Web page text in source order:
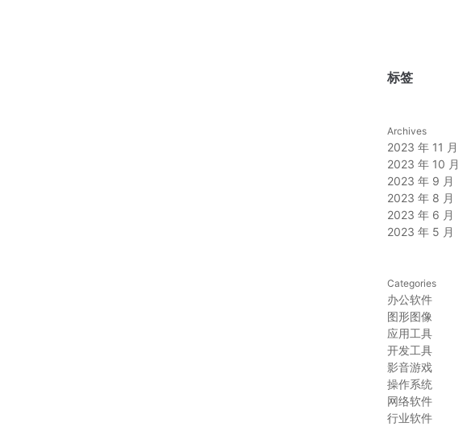
标签
Archives
2023 年 11 月
2023 年 10 月
2023 年 9 月
2023 年 8 月
2023 年 6 月
2023 年 5 月
Categories
办公软件
图形图像
应用工具
开发工具
影音游戏
操作系统
网络软件
行业软件